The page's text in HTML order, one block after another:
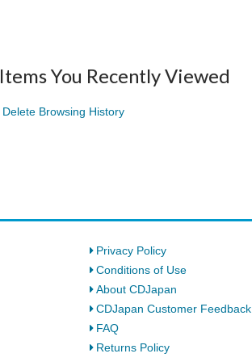
Items You Recently Viewed
Delete Browsing History
Privacy Policy
Conditions of Use
About CDJapan
CDJapan Customer Feedback
FAQ
Returns Policy